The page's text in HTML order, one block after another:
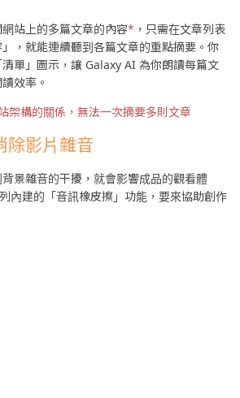
站上的多篇文章的內容* ，只需在文章列表
，就能連續聽到各篇文章的重點摘要。你
單」圖示，讓 Galaxy AI 為你朗讀每篇文
效率。
架構的關係，無法一次摘要多則文章
除影片雜音
景雜音的干擾，就會影響成品的觀看體
內建的「音訊橡皮擦」功能，要來協助創作